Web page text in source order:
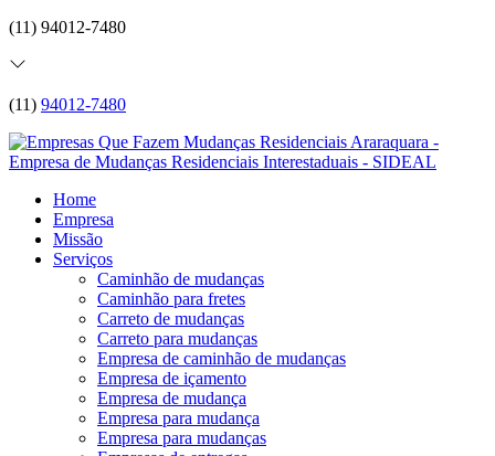
(11) 94012-7480
(11) 94012-7480
Home
Empresa
Missão
Serviços
Caminhão de mudanças
Caminhão para fretes
Carreto de mudanças
Carreto para mudanças
Empresa de caminhão de mudanças
Empresa de içamento
Empresa de mudança
Empresa para mudança
Empresa para mudanças